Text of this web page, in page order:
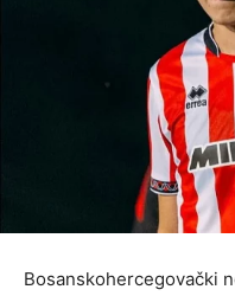
Bosanskohercegovački